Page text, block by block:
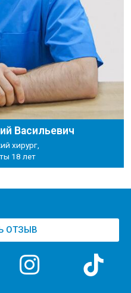
Васильевич
хирург,
18 лет
ОТЗЫВ